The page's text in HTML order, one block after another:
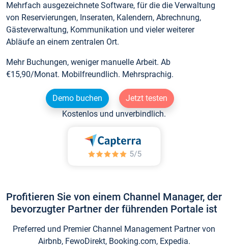
Mehrfach ausgezeichnete Software, für die die Verwaltung
von Reservierungen, Inseraten, Kalendern, Abrechnung,
Gästeverwaltung, Kommunikation und vieler weiterer
Abläufe an einem zentralen Ort.
Mehr Buchungen, weniger manuelle Arbeit. Ab
€15,90/Monat. Mobilfreundlich. Mehrsprachig.
Demo buchen
Jetzt testen
Kostenlos und unverbindlich.
Profitieren Sie von einem Channel Manager, der
bevorzugter Partner der führenden Portale ist
Preferred und Premier Channel Management Partner von
Airbnb, FewoDirekt, Booking.com, Expedia.